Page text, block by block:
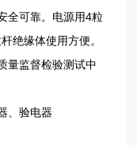
全可靠。电源用4粒
绝缘体使用方便。
量监督检验测试中
、验电器